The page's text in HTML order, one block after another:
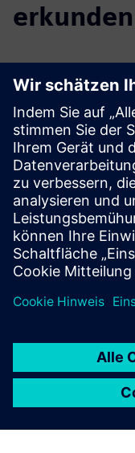
erkunden
Weitere
Ressourcen
Weitere
Keine